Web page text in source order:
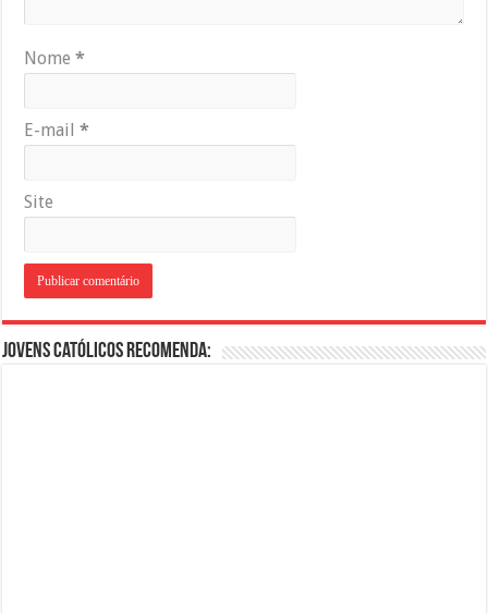
Nome*
E-mail*
Site
Jovens Católicos Recomenda: